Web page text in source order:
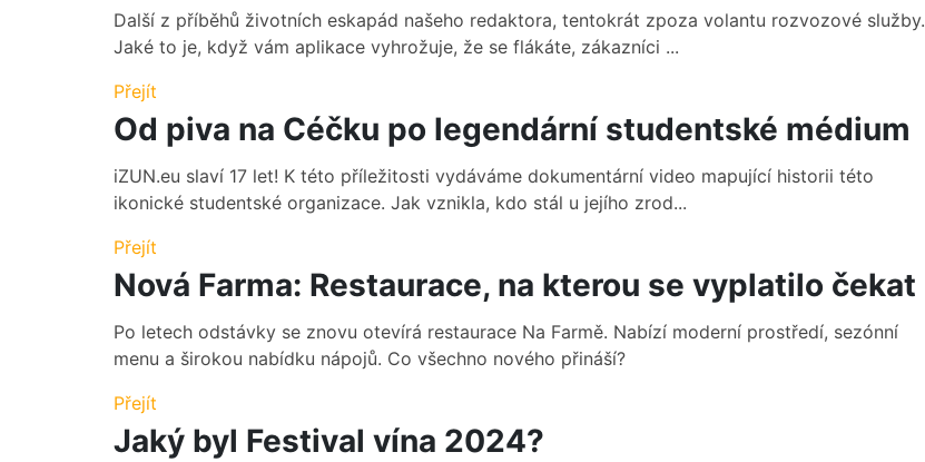
Další z příběhů životních eskapád našeho redaktora, tentokrát zpoza volantu rozvozové služby.
Jaké to je, když vám aplikace vyhrožuje, že se flákáte, zákazníci ...
Přejít
Od piva na Céčku po legendární studentské médium
iZUN.eu slaví 17 let! K této příležitosti vydáváme dokumentární video mapující historii této
ikonické studentské organizace. Jak vznikla, kdo stál u jejího zrod...
Přejít
Nová Farma: Restaurace, na kterou se vyplatilo čekat
Po letech odstávky se znovu otevírá restaurace Na Farmě. Nabízí moderní prostředí, sezónní
menu a širokou nabídku nápojů. Co všechno nového přináší?
Přejít
Jaký byl Festival vína 2024?